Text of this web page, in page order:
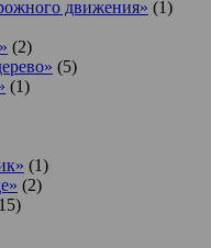
движения» (1)
(2)
(5)
(1)
(1)
(2)